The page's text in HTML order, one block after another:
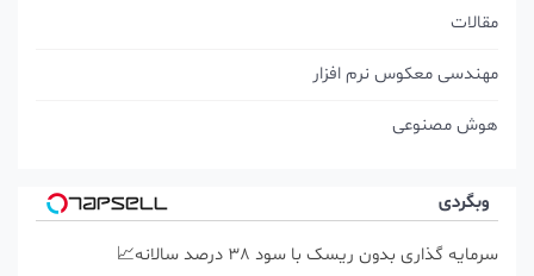
مقالات
مهندسی معکوس نرم افزار
هوش مصنوعی
وبگردی
سرمایه گذاری بدون ریسک با سود 38 درصد سالانه📈